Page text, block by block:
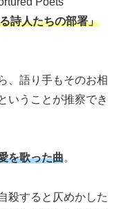
詩人たちの部署」
、語り手もそのお相
いうことが推察でき
を歌った曲。
殺すると仄めかした